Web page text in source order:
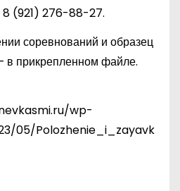
8 (921) 276-88-27.
соревнований и образец
в прикрепленном файле.
wp-
05/Polozhenie_i_zayavk